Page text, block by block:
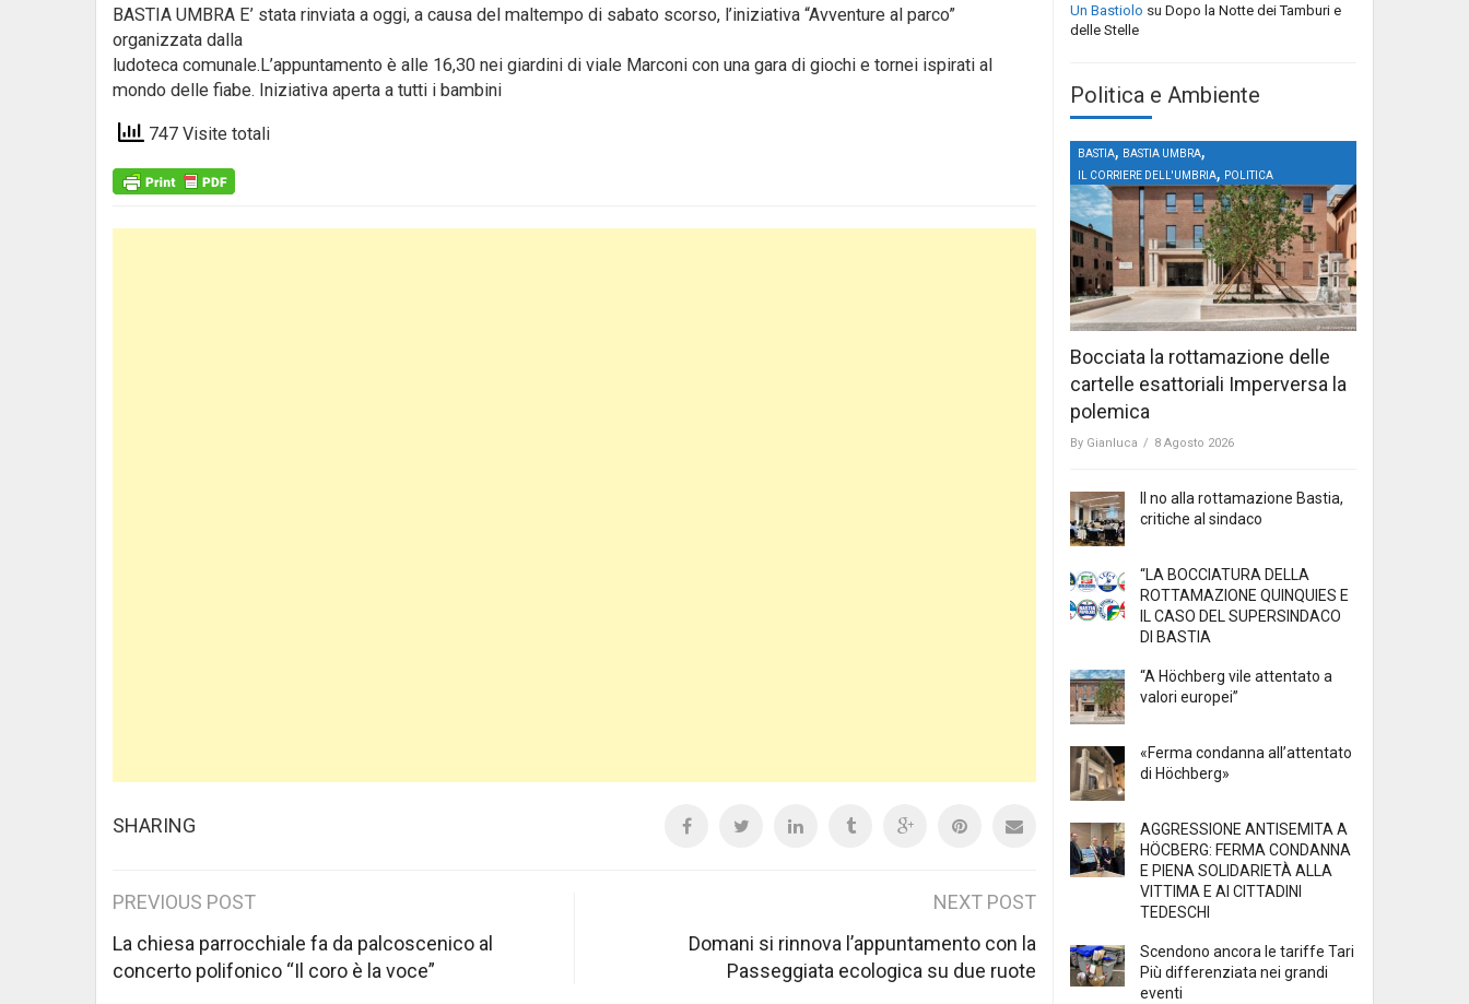
BASTIA UMBRA E’ stata rinviata a oggi, a causa del maltempo di sabato scorso, l’iniziativa “Avventure al parco”
organizzata dalla
ludoteca comunale.L’appuntamento è alle 16,30 nei giardini di viale Marconi con una gara di giochi e tornei ispirati al
mondo delle fiabe. Iniziativa aperta a tutti i bambini
747 Visite totali
SHARING
Post
navigation
PREVIOUS POST
La chiesa parrocchiale fa da palcoscenico al
concerto polifonico “Il coro è la voce”
NEXT POST
Domani si rinnova l’appuntamento con la
Passeggiata ecologica su due ruote
Un Bastiolo su Dopo la Notte dei Tamburi e
delle Stelle
Politica e Ambiente
BASTIA, BASTIA UMBRA,
IL CORRIERE DELL'UMBRIA, POLITICA
Bocciata la rottamazione delle
cartelle esattoriali Imperversa la
polemica
By Gianluca / 8 Agosto 2026
Il no alla rottamazione Bastia,
critiche al sindaco
“LA BOCCIATURA DELLA
ROTTAMAZIONE QUINQUIES E
IL CASO DEL SUPERSINDACO
DI BASTIA
“A Höchberg vile attentato a
valori europei”
«Ferma condanna all’attentato
di Höchberg»
AGGRESSIONE ANTISEMITA A
HÖCBERG: FERMA CONDANNA
E PIENA SOLIDARIETÀ ALLA
VITTIMA E AI CITTADINI
TEDESCHI
Scendono ancora le tariffe Tari
Più differenziata nei grandi
eventi